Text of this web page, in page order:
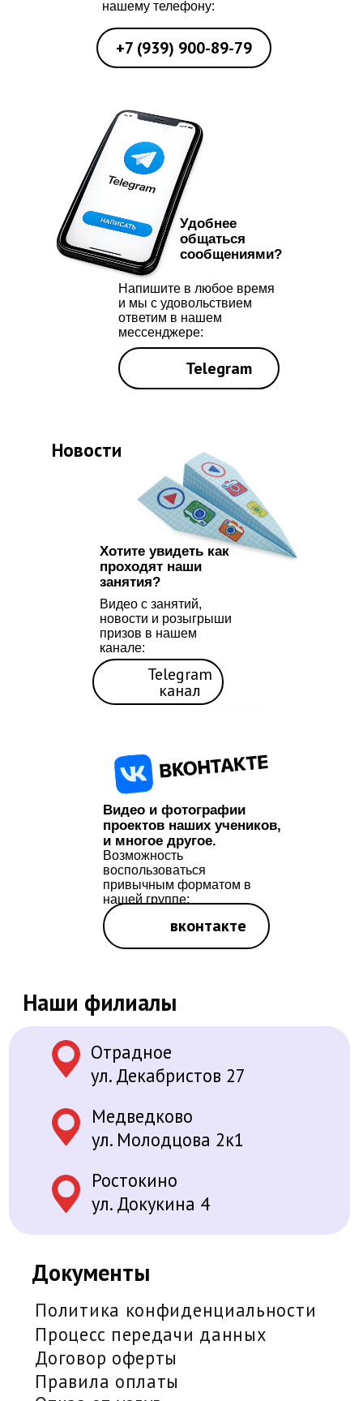
нашему телефону:
+7 (939) 900-89-79
Удобнее
общаться
сообщениями?
Напишите в любое время
и мы с удовольствием
ответим в нашем
мессенджере:
Telegram
Хотите увидеть как
проходят наши
занятия?
Видео с занятий,
новости и розыгрыши
призов в нашем
канале:
Telegram
канал
Видео и фотографии
проектов наших учеников,
и многое другое.
Возможность
воспользоваться
привычным форматом в
нашей группе:
вконтакте
Новости
Договор оферты
ИП Бреева Наталья Николаевна
ИНН 771520382143
© 2025 Досуговый центр
«Любимое дело»
Политика конфиденциальности
Правила оплаты
Процесс передачи данных
Отказ от услуг
Документы
Отрадное
ул. Декабристов 27
Медведково
ул. Молодцова 2к1
ул. Докукина 4